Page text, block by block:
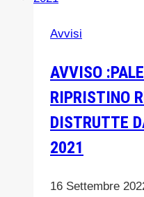
Avvisi
AVVISO
RIPRISTINO
DISTRUTTE
2021
16 Settembre